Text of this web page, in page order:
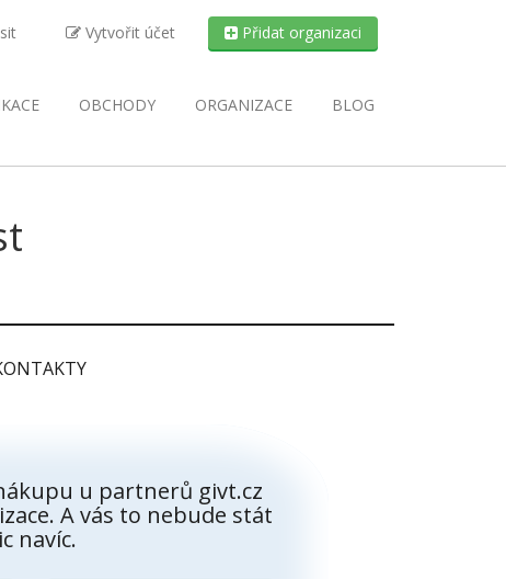
Vytvořit účet Přidat organizaci
OBCHODY ORGANIZACE BLOG
u partnerů givt.cz
A vás to nebude stát
navíc.